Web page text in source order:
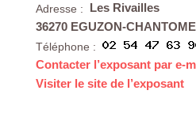
Adresse :
Les Rivailles
36270 EGUZON-CHANTOME
Téléphone :
Contacter l’exposant par e-
Visiter le site de l’exposant